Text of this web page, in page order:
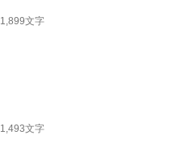
1,899文字
1,493文字